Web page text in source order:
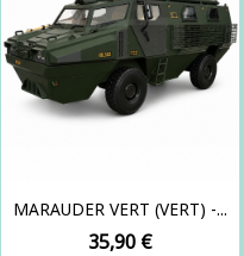
MARAUDER VERT (VERT) -...
Prix
35,90 €